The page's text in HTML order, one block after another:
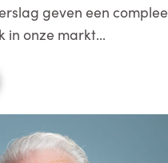
geven een
in onze markt…